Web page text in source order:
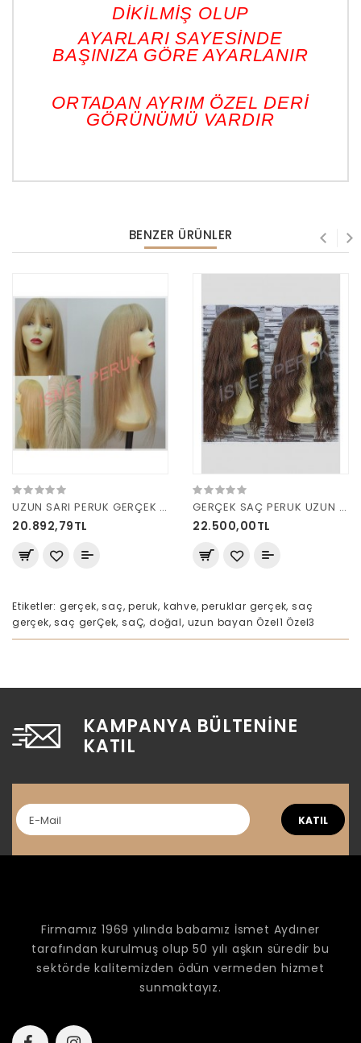
DİKİLMİŞ OLUP
AYARLARI SAYESİNDE
BAŞINIZA GÖRE AYARLANIR
ORTADAN AYRIM ÖZEL DERİ
GÖRÜNÜMÜ VARDIR
BENZER ÜRÜNLER
UZUN SARI PERUK GERÇEK SAÇ CİLTLİ
20.892,79TL
GERÇEK SAÇ PERUK UZUN DALGALI JK 3
22.500,00TL
Etiketler: gerçek,saç,peruk, kahve,peruklar gerçek,saç
gerçek,saç gerÇek,saÇ,doğal, uzun bayan Özel1 Özel3
KAMPANYA BÜLTENINE
KATIL
KATIL
Firmamız 1969 yılında babamız İsmet Aydıner
tarafından kurulmuş olup 50 yılı aşkın süredir bu
sektörde kalitemizden ödün vermeden hizmet
sunmaktayız.